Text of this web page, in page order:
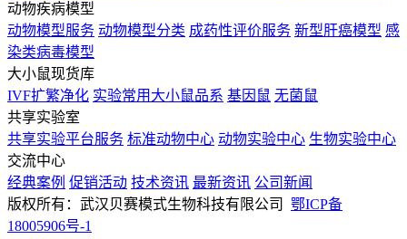
动物疾病模型
动物模型服务 动物模型分类 成药性评价服务 新型肝癌模型 感
染类病毒模型
大小鼠现货库
IVF扩繁净化 实验常用大小鼠品系 基因鼠 无菌鼠
共享实验室
共享实验平台服务 标准动物中心 动物实验中心 生物实验中心
交流中心
经典案例 促销活动 技术资讯 最新资讯 公司新闻
版权所有：武汉贝赛模式生物科技有限公司 鄂ICP备
18005906号-1